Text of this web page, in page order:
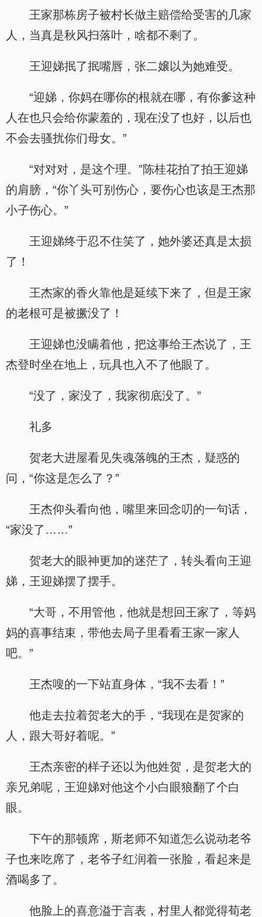
王家那栋房子被村长做主赔偿给受害的几家
人，当真是秋风扫落叶，啥都不剩了。
王迎娣抿了抿嘴唇，张二嬢以为她难受。
“迎娣，你妈在哪你的根就在哪，有你爹这种
人在也只会给你蒙羞的，现在没了也好，以后也
不会去骚扰你们母女。”
“对对对，是这个理。”陈桂花拍了拍王迎娣
的肩膀，“你丫头可别伤心，要伤心也该是王杰那
小子伤心。”
王迎娣终于忍不住笑了，她外婆还真是太损
了！
王杰家的香火靠他是延续下来了，但是王家
的老根可是被撅没了！
王迎娣也没瞒着他，把这事给王杰说了，王
杰登时坐在地上，玩具也入不了他眼了。
“没了，家没了，我家彻底没了。”
礼多
贺老大进屋看见失魂落魄的王杰，疑惑的
问，“你这是怎么了？”
王杰仰头看向他，嘴里来回念叨的一句话，
“家没了……”
贺老大的眼神更加的迷茫了，转头看向王迎
娣，王迎娣摆了摆手。
“大哥，不用管他，他就是想回王家了，等妈
妈的喜事结束，带他去局子里看看王家一家人
吧。”
王杰嗖的一下站直身体，“我不去看！”
他走去拉着贺老大的手，“我现在是贺家的
人，跟大哥好着呢。”
王杰亲密的样子还以为他姓贺，是贺老大的
亲兄弟呢，王迎娣对他这个小白眼狼翻了个白
眼。
下午的那顿席，斯老师不知道怎么说动老爷
子也来吃席了，老爷子红润着一张脸，看起来是
酒喝多了。
他脸上的喜意溢于言表，村里人都觉得荀老